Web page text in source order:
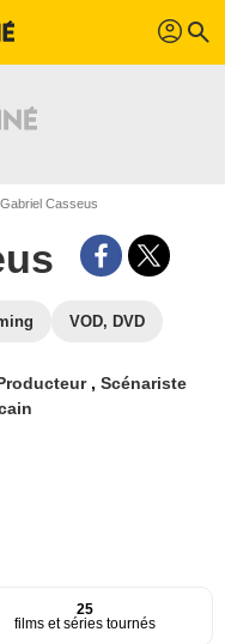
profil search
Gabriel Casseus
VOD, DVD
,Scénariste
25
films et séries tournés